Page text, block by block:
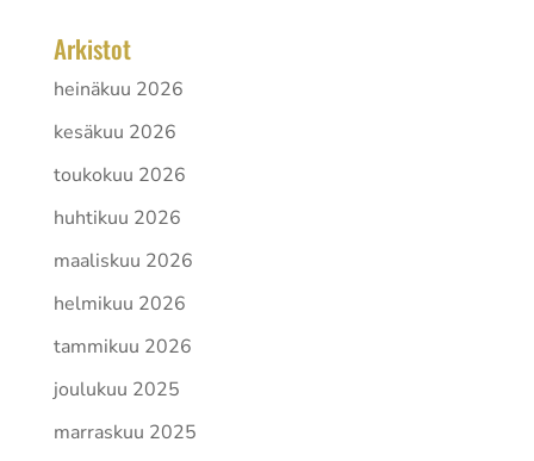
Arkistot
heinäkuu 2026
kesäkuu 2026
toukokuu 2026
huhtikuu 2026
maaliskuu 2026
helmikuu 2026
tammikuu 2026
joulukuu 2025
marraskuu 2025